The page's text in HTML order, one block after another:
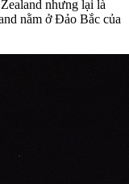
nhưng lại là
nằm ở Đảo Bắc của